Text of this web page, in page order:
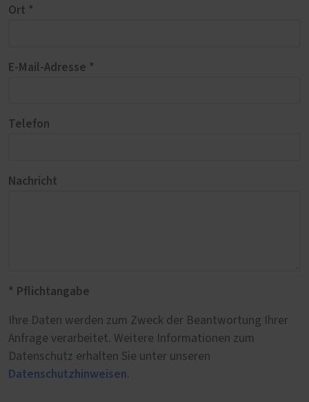
Ort *
E-Mail-Adresse *
Telefon
Nachricht
* Pflichtangabe
Ihre Daten werden zum Zweck der Beantwortung Ihrer
Anfrage verarbeitet. Weitere Informationen zum
Datenschutz erhalten Sie unter unseren
Datenschutzhinweisen.